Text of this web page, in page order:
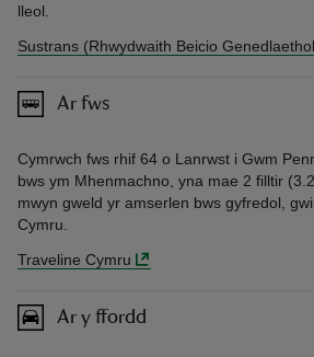
lleol.
Sustrans (Rhwydwaith Beicio
Ar fws
Cymrwch fws rhif 64 o Lanrwst i Gwm
bws ym Mhenmachno, yna mae 2 filltir
mwyn gweld yr amserlen bws gyfredol,
Cymru.
Traveline Cymru
Ar y ffordd